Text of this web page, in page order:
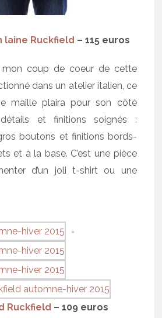
laine Ruckfield – 115 euros
mon coup de coeur de cette
dans un atelier italien, ce
maille plaira pour son côté
et finitions soignés :
boutons et finitions bords-
et à la base. C’est une pièce
d’un joli t-shirt ou une
Ruckfield – 109 euros